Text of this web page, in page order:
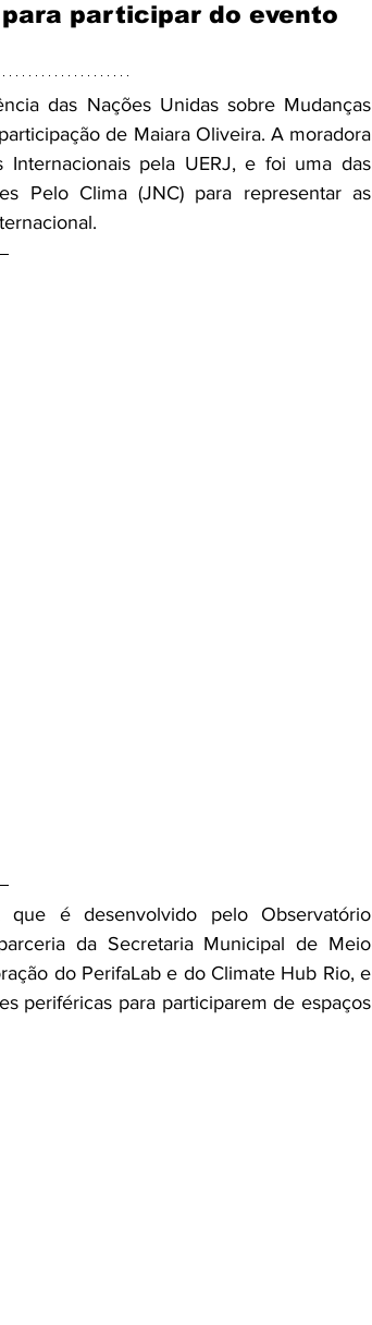
participar do evento
das Nações Unidas sobre Mudanças
de Maiara Oliveira. A moradora
pela UERJ, e foi uma das
Pelo Clima (JNC) para representar as
que é desenvolvido pelo Observatório
da Secretaria Municipal de Meio
do PerifaLab e do Climate Hub Rio, e
periféricas para participarem de espaços